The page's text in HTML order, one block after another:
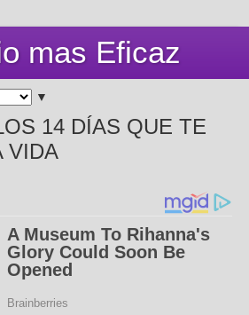
mas Eficaz
▼
14 DÍAS QUE TE
VIDA